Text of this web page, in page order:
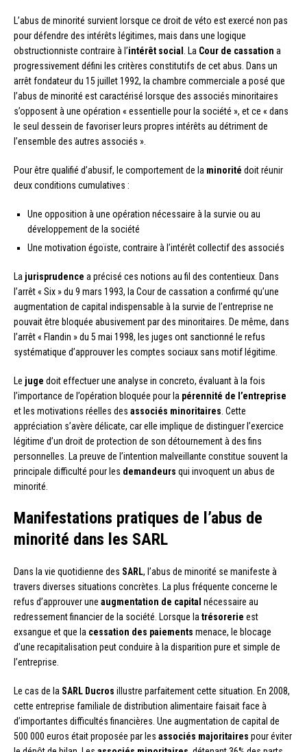
L’abus de minorité survient lorsque ce droit de véto est exercé non pas
pour défendre des intérêts légitimes, mais dans une logique
obstructionniste contraire à l’intérêt social . La Cour de cassation a
progressivement défini les critères constitutifs de cet abus. Dans un
arrêt fondateur du 15 juillet 1992, la chambre commerciale a posé que
l’abus de minorité est caractérisé lorsque des associés minoritaires
s’opposent à une opération « essentielle pour la société », et ce « dans
le seul dessein de favoriser leurs propres intérêts au détriment de
l’ensemble des autres associés ».
Pour être qualifié d’abusif, le comportement de la minorité doit réunir
deux conditions cumulatives :
Une opposition à une opération nécessaire à la survie ou au
développement de la société
Une motivation égoïste, contraire à l’intérêt collectif des associés
La jurisprudence a précisé ces notions au fil des contentieux. Dans
l’arrêt « Six » du 9 mars 1993, la Cour de cassation a confirmé qu’une
augmentation de capital indispensable à la survie de l’entreprise ne
pouvait être bloquée abusivement par des minoritaires. De même, dans
l’arrêt « Flandin » du 5 mai 1998, les juges ont sanctionné le refus
systématique d’approuver les comptes sociaux sans motif légitime.
Le juge doit effectuer une analyse in concreto, évaluant à la fois
l’importance de l’opération bloquée pour la pérennité de l’entreprise
et les motivations réelles des associés minoritaires. Cette
appréciation s’avère délicate, car elle implique de distinguer l’exercice
légitime d’un droit de protection de son détournement à des fins
personnelles. La preuve de l’intention malveillante constitue souvent la
principale difficulté pour les demandeurs qui invoquent un abus de
minorité.
Manifestations pratiques de l’abus de
minorité dans les SARL
Dans la vie quotidienne des SARL, l’abus de minorité se manifeste à
travers diverses situations concrètes. La plus fréquente concerne le
refus d’approuver une augmentation de capital nécessaire au
redressement financier de la société. Lorsque latrésorerie est
exsangue et que la cessation des paiements menace, le blocage
d’une recapitalisation peut conduire à la disparition pure et simple de
l’entreprise.
Le cas de la SARL Ducros illustre parfaitement cette situation. En 2008,
cette entreprise familiale de distribution alimentaire faisait face à
d’importantes difficultés financières. Une augmentation de capital de
500 000 euros était proposée par les associés majoritaires pour éviter